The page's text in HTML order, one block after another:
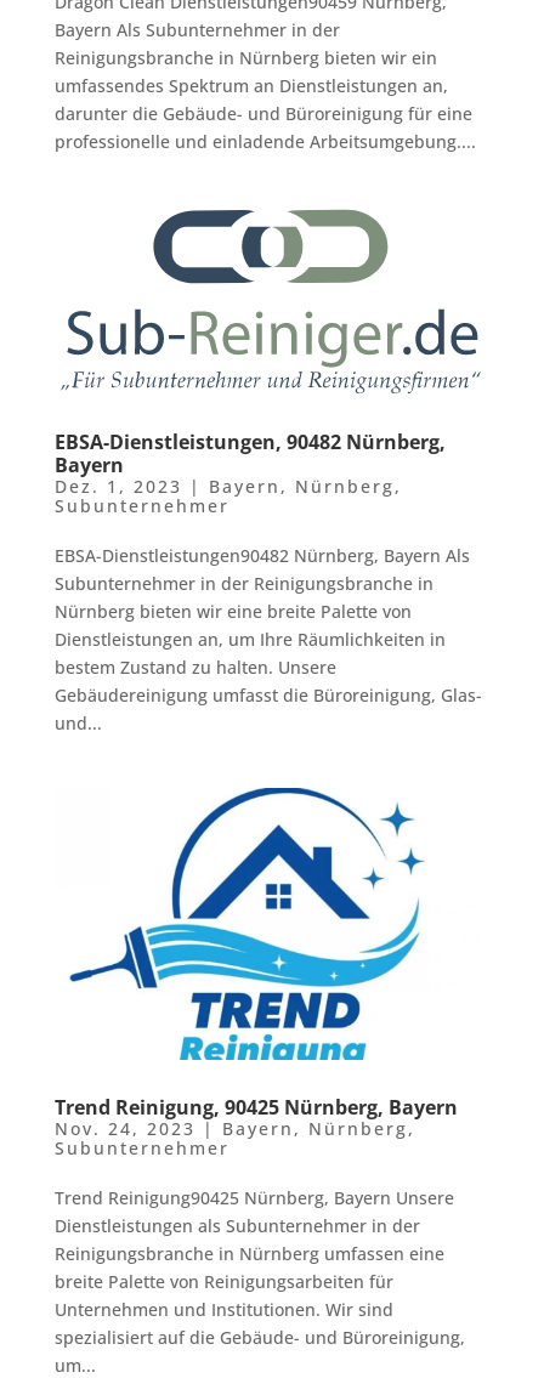
Bayern Als Subunternehmer in der
Reinigungsbranche in Nürnberg bieten wir ein
umfassendes Spektrum an Dienstleistungen an,
darunter die Gebäude- und Büroreinigung für eine
professionelle und einladende Arbeitsumgebung....
EBSA-Dienstleistungen, 90482 Nürnberg,
Bayern
Dez. 1, 2023 | Bayern , Nürnberg,
Subunternehmer
EBSA-Dienstleistungen90482 Nürnberg, Bayern Als
Subunternehmer in der Reinigungsbranche in
Nürnberg bieten wir eine breite Palette von
Dienstleistungen an, um Ihre Räumlichkeiten in
bestem Zustand zu halten. Unsere
Gebäudereinigung umfasst die Büroreinigung, Glas-
und...
Trend Reinigung, 90425 Nürnberg, Bayern
Nov. 24, 2023 | Bayern , Nürnberg,
Subunternehmer
Trend Reinigung90425 Nürnberg, Bayern Unsere
Dienstleistungen als Subunternehmer in der
Reinigungsbranche in Nürnberg umfassen eine
breite Palette von Reinigungsarbeiten für
Unternehmen und Institutionen. Wir sind
spezialisiert auf die Gebäude- und Büroreinigung,
um...